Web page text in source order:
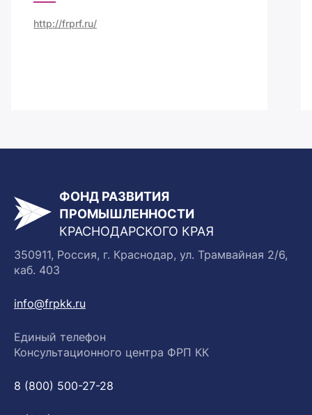
http://frprf.ru/
ФОНД РАЗВИТИЯ
ПРОМЫШЛЕННОСТИ
КРАСНОДАРСКОГО КРАЯ
350911, Россия, г. Краснодар, ул. Трамвайная 2/6,
каб. 403
info@frpkk.ru
Единый телефон
Консультационного центра ФРП КК
8 (800) 500-27-28